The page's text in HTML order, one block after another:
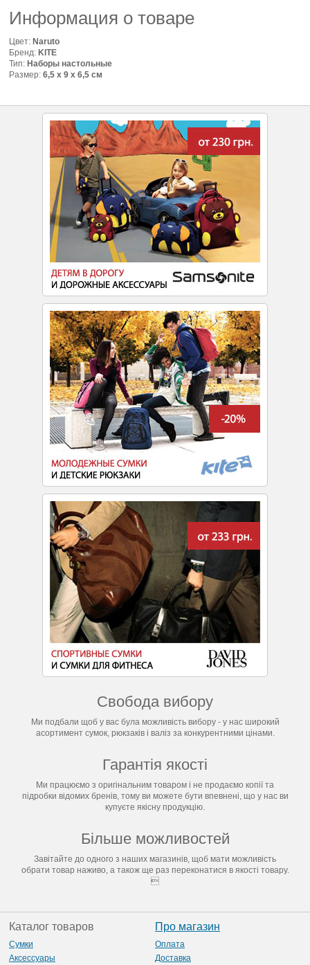
Информация о товаре
Цвет: Naruto
Бренд: KITE
Тип: Наборы настольные
Размер: 6,5 х 9 х 6,5 см
Свобода вибору
Ми подбали щоб у вас була можливість вибору - у нас широкий
асортимент сумок, рюкзаків і валіз за конкурентними цінами.
Гарантія якості
Ми працюємо з оригінальним товаром і не продаємо копії та
підробки відомих бренів, тому ви можете бути впевнені, що у нас ви
купуєте якісну продукцію.
Більше можливостей
Завітайте до одного з наших магазинів, щоб мати можливість
обрати товар наживо, а також ще раз переконатися в якості товару.

Каталог товаров
Сумки
Аксессуары
Про магазин
Оплата
Доставка